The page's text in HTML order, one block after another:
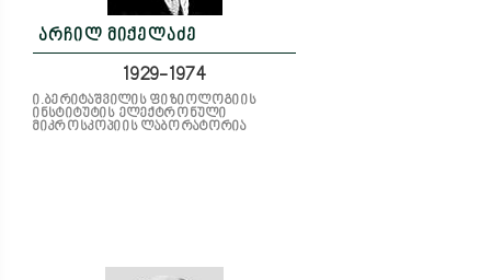
არჩილ მიქელაძე
1929-1974
ი.ბერიტაშვილის ფიზიოლოგიის
ინსტიტუტის ელექტრონული
მიკროსკოპიის ლაბორატორია